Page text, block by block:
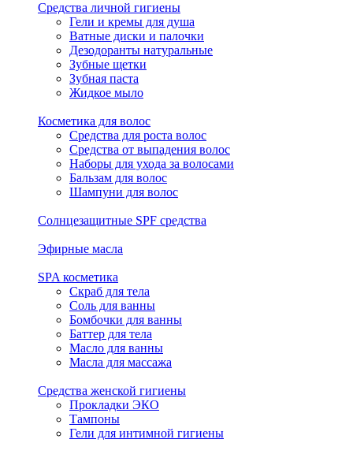
Средства личной гигиены
Гели и кремы для душа
Ватные диски и палочки
Дезодоранты натуральные
Зубные щетки
Зубная паста
Жидкое мыло
Косметика для волос
Средства для роста волос
Средства от выпадения волос
Наборы для ухода за волосами
Бальзам для волос
Шампуни для волос
Солнцезащитные SPF средства
Эфирные масла
SPA косметика
Скраб для тела
Соль для ванны
Бомбочки для ванны
Баттер для тела
Масло для ванны
Масла для массажа
Средства женской гигиены
Прокладки ЭКО
Тампоны
Гели для интимной гигиены